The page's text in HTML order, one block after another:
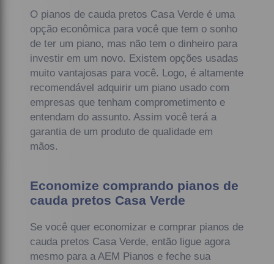
O pianos de cauda pretos Casa Verde é uma
opção econômica para você que tem o sonho
de ter um piano, mas não tem o dinheiro para
investir em um novo. Existem opções usadas
muito vantajosas para você. Logo, é altamente
recomendável adquirir um piano usado com
empresas que tenham comprometimento e
entendam do assunto. Assim você terá a
garantia de um produto de qualidade em
mãos.
Economize comprando pianos de
cauda pretos Casa Verde
Se você quer economizar e comprar pianos de
cauda pretos Casa Verde, então ligue agora
mesmo para a AEM Pianos e feche sua